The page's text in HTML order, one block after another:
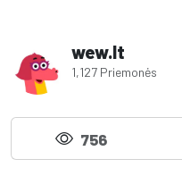
wew.lt
1,127 Priemonės
756